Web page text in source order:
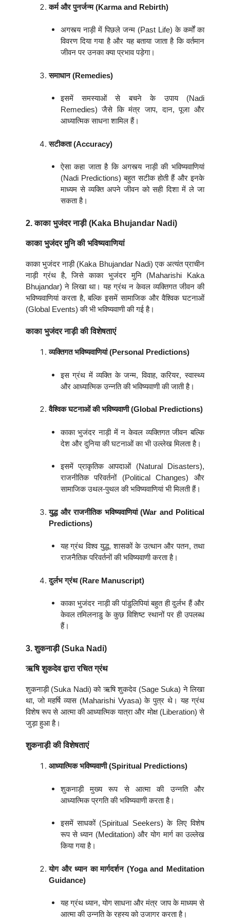
कर्म और पुनर्जन्म (Karma and Rebirth)
अगस्त्य नाड़ी में पिछले जन्म (Past Life) के कर्मों का
विवरण दिया गया है और यह बताया जाता है कि वर्तमान
जीवन पर उनका क्या प्रभाव पड़ेगा।
समाधान (Remedies)
इसमें समस्याओं से बचने के उपाय (Nadi
Remedies) जैसे कि मंत्र जाप, दान, पूजा और
आध्यात्मिक साधना शामिल हैं।
सटीकता (Accuracy)
ऐसा कहा जाता है कि अगस्त्य नाड़ी की भविष्यवाणियां
(Nadi Predictions) बहुत सटीक होती हैं और इनके
माध्यम से व्यक्ति अपने जीवन को सही दिशा में ले जा
सकता है।
2. काका भुजंदर नाड़ी (Kaka Bhujandar Nadi)
काका भुजंदर मुनि की भविष्यवाणियां
काका भुजंदर नाड़ी (Kaka Bhujandar Nadi) एक अत्यंत प्राचीन
नाड़ी ग्रंथ है, जिसे काका भुजंदर मुनि (Maharishi Kaka
Bhujandar) ने लिखा था। यह ग्रंथ न केवल व्यक्तिगत जीवन की
भविष्यवाणियां करता है, बल्कि इसमें सामाजिक और वैश्विक घटनाओं
(Global Events) की भी भविष्यवाणी की गई है।
काका भुजंदर नाड़ी की विशेषताएं
व्यक्तिगत भविष्यवाणियां (Personal Predictions)
इस ग्रंथ में व्यक्ति के जन्म, विवाह, करियर, स्वास्थ्य
और आध्यात्मिक उन्नति की भविष्यवाणी की जाती है।
वैश्विक घटनाओं की भविष्यवाणी (Global Predictions)
काका भुजंदर नाड़ी में न केवल व्यक्तिगत जीवन बल्कि
देश और दुनिया की घटनाओं का भी उल्लेख मिलता है।
इसमें प्राकृतिक आपदाओं (Natural Disasters),
राजनीतिक परिवर्तनों (Political Changes) और
सामाजिक उथल-पुथल की भविष्यवाणियां भी मिलती हैं।
युद्ध और राजनीतिक भविष्यवाणियां (War and Political
Predictions)
यह ग्रंथ विश्व युद्ध, शासकों के उत्थान और पतन, तथा
राजनैतिक परिवर्तनों की भविष्यवाणी करता है।
दुर्लभ ग्रंथ (Rare Manuscript)
काका भुजंदर नाड़ी की पांडुलिपियां बहुत ही दुर्लभ हैं और
केवल तमिलनाडु के कुछ विशिष्ट स्थानों पर ही उपलब्ध
हैं।
3. शुकनाड़ी (Suka Nadi)
ऋषि शुकदेव द्वारा रचित ग्रंथ
शुकनाड़ी (Suka Nadi) को ऋषि शुकदेव (Sage Suka) ने लिखा
था, जो महर्षि व्यास (Maharishi Vyasa) के पुत्र थे। यह ग्रंथ
विशेष रूप से आत्मा की आध्यात्मिक यात्रा और मोक्ष (Liberation) से
जुड़ा हुआ है।
शुकनाड़ी की विशेषताएं
आध्यात्मिक भविष्यवाणी (Spiritual Predictions)
शुकनाड़ी मुख्य रूप से आत्मा की उन्नति और
आध्यात्मिक प्रगति की भविष्यवाणी करता है।
इसमें साधकों (Spiritual Seekers) के लिए विशेष
रूप से ध्यान (Meditation) और योग मार्ग का उल्लेख
किया गया है।
योग और ध्यान का मार्गदर्शन (Yoga and Meditation
Guidance)
यह ग्रंथ ध्यान, योग साधना और मंत्र जाप के माध्यम से
आत्मा की उन्नति के रहस्य को उजागर करता है।